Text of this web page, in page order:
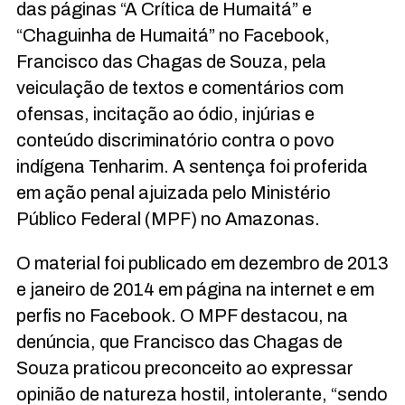
das páginas “A Crítica de Humaitá” e
“Chaguinha de Humaitá” no Facebook,
Francisco das Chagas de Souza, pela
veiculação de textos e comentários com
ofensas, incitação ao ódio, injúrias e
conteúdo discriminatório contra o povo
indígena Tenharim. A sentença foi proferida
em ação penal ajuizada pelo Ministério
Público Federal (MPF) no Amazonas.
O material foi publicado em dezembro de 2013
e janeiro de 2014 em página na internet e em
perfis no Facebook. O MPF destacou, na
denúncia, que Francisco das Chagas de
Souza praticou preconceito ao expressar
opinião de natureza hostil, intolerante, “sendo